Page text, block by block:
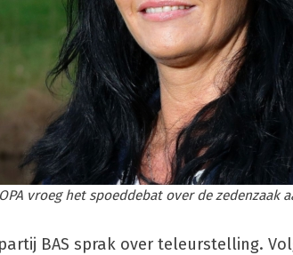
vroeg het spoeddebat over de zedenzaak
BAS sprak over teleurstelling.